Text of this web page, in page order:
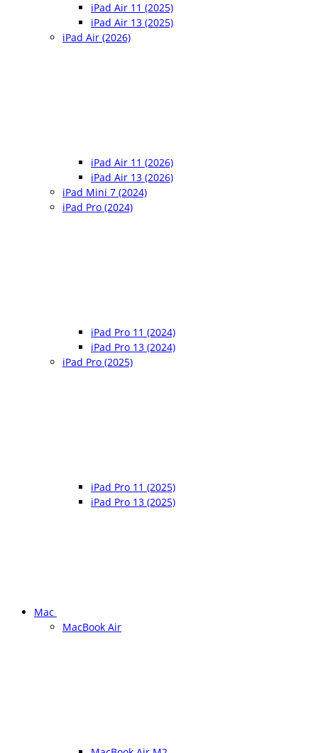
iPad Air 11 (2025)
iPad Air 13 (2025)
iPad Air (2026)
iPad Air 11 (2026)
iPad Air 13 (2026)
iPad Mini 7 (2024)
iPad Pro (2024)
iPad Pro 11 (2024)
iPad Pro 13 (2024)
iPad Pro (2025)
iPad Pro 11 (2025)
iPad Pro 13 (2025)
Mac
MacBook Air